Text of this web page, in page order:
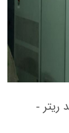
ریتر -